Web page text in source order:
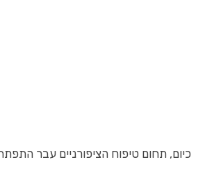
כיום, תחום טיפוח הציפורניים עבר